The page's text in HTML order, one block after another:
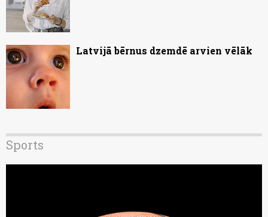
Latvijā bērnus dzemdē arvien vēlāk
Sports